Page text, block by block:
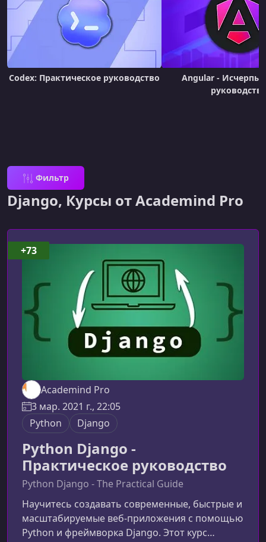
Codex: Практическое руководство
Angular -
Фильтр
Django, Курсы от Academind Pro
Academind Pro
3 мар. 2021 г., 22:05
Python
Django
Python Django -
Практическое руководство
Python Django - The Practical Guide
Научитесь создавать современные, быстрые и
масштабируемые веб‑приложения с помощью
Python и фреймворка Django. Этот курс
+73